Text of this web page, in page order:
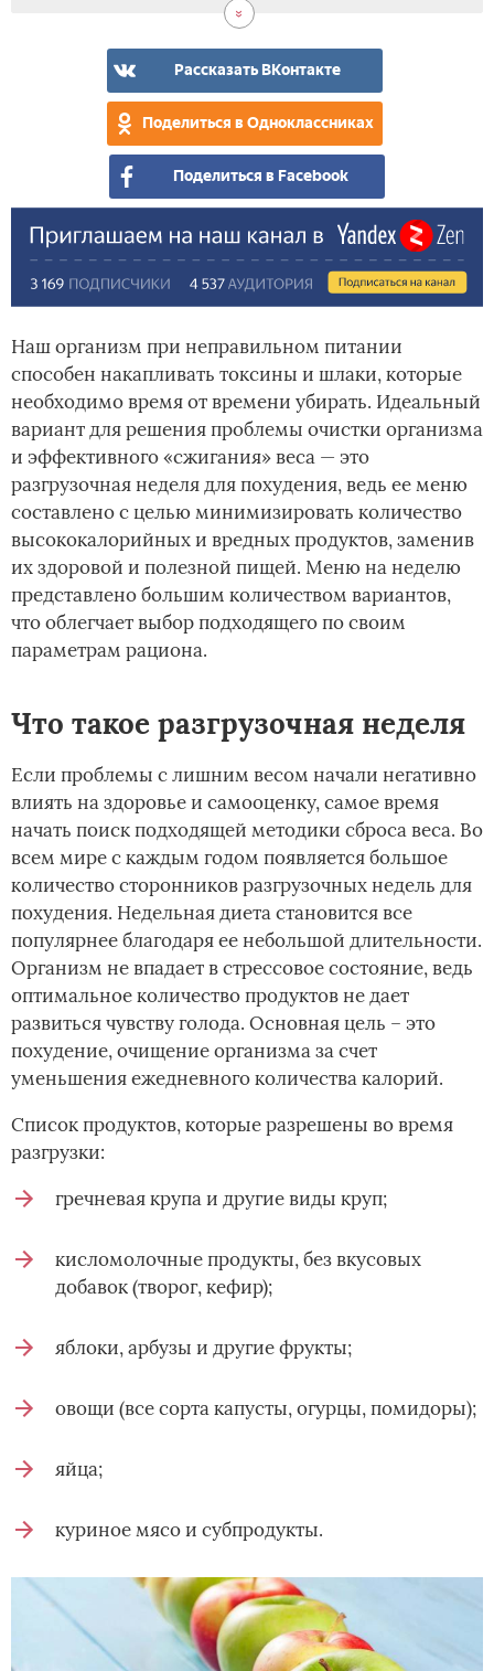
Рассказать ВКонтакте
Поделиться в Одноклассниках
Поделиться в Facebook
Наш организм при неправильном питании
способен накапливать токсины и шлаки, которые
необходимо время от времени убирать. Идеальный
вариант для решения проблемы очистки организма
и эффективного «сжигания» веса — это
разгрузочная неделя для похудения, ведь ее меню
составлено с целью минимизировать количество
высококалорийных и вредных продуктов, заменив
их здоровой и полезной пищей. Меню на неделю
представлено большим количеством вариантов,
что облегчает выбор подходящего по своим
параметрам рациона.
Что такое разгрузочная неделя
Если проблемы с лишним весом начали негативно
влиять на здоровье и самооценку, самое время
начать поиск подходящей методики сброса веса. Во
всем мире с каждым годом появляется большое
количество сторонников разгрузочных недель для
похудения. Недельная диета становится все
популярнее благодаря ее небольшой длительности.
Организм не впадает в стрессовое состояние, ведь
оптимальное количество продуктов не дает
развиться чувству голода. Основная цель – это
похудение, очищение организма за счет
уменьшения ежедневного количества калорий.
Список продуктов, которые разрешены во время
разгрузки:
гречневая крупа и другие виды круп;
кисломолочные продукты, без вкусовых
добавок (творог, кефир);
яблоки, арбузы и другие фрукты;
овощи (все сорта капусты, огурцы, помидоры);
яйца;
куриное мясо и субпродукты.